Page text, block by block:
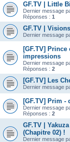
GF.TV | Little
Dernier message
Réponses : 1
GF.TV |
Dernier message
[GF.TV]
impressions
Dernier message
Réponses : 2
[GF.TV] Les
Dernier message
[GF.TV] Prim -
Dernier message
Réponses : 2
GF.TV |
(Chapitre 02) !
Dernier message